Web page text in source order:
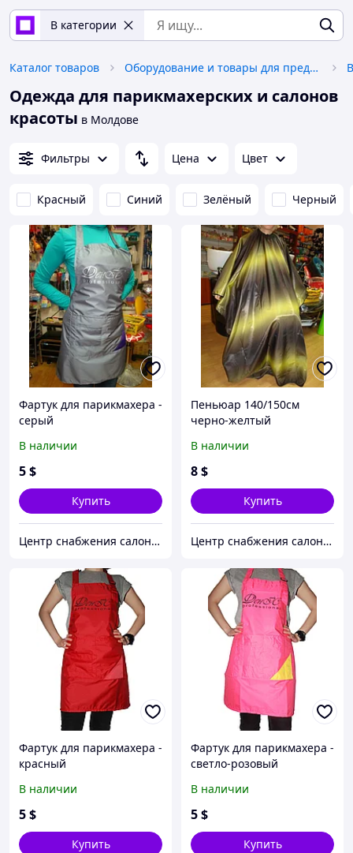
В категории
Каталог товаров Оборудование и товары для предоставления услуг
Одежда для парикмахерских и салонов
красоты в Молдове
Фильтры Цена Цвет
Красный Синий Зелёный Черный
Фартук для парикмахера -
серый
В наличии
5$
Купить
Центр снабжения салонов красоты DenIC
Пеньюар 140/150см
черно-желтый
В наличии
8$
Купить
Центр снабжения салонов красоты DenIC
Фартук для парикмахера -
красный
В наличии
5$
Купить
Фартук для парикмахера -
светло-розовый
В наличии
5$
Купить